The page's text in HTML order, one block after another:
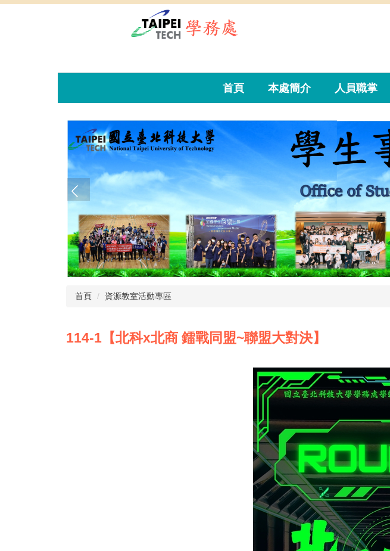
首頁 本處簡介 人員職掌
首頁 資源教室活動專區
114-1【北科x北商 鐳戰同盟~聯盟大對決】